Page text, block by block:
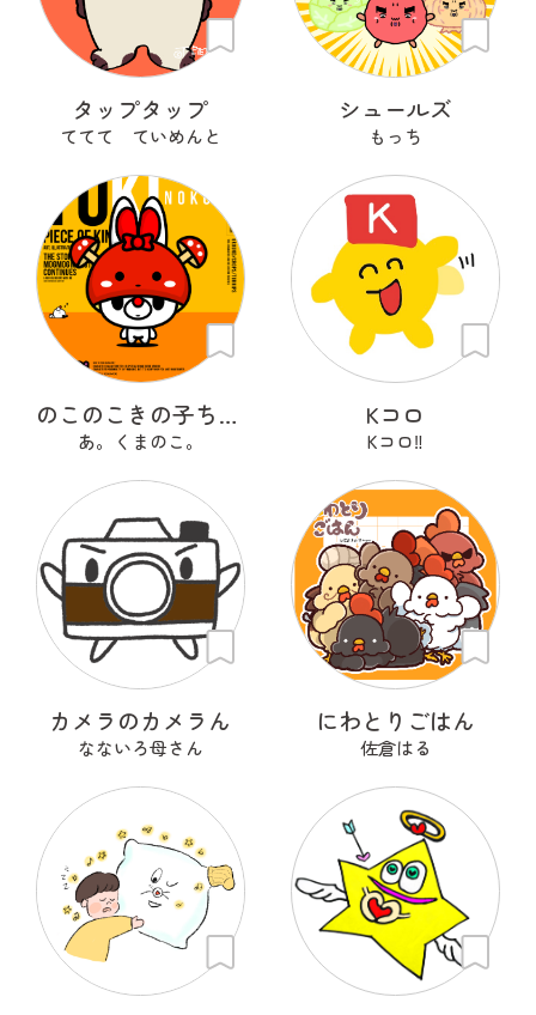
タップタップ
ててて ていめんと
シュールズ
もっち
のこのこきの子ちゃん
あ。くまのこ。
Kコロ
Kコロ‼︎
カメラのカメラん
なないろ母さん
にわとりごはん
佐倉はる